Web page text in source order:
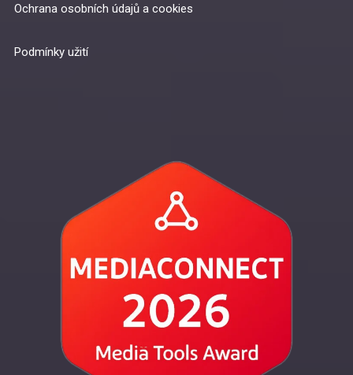
Ochrana osobních údajů a cookies
Podmínky užití